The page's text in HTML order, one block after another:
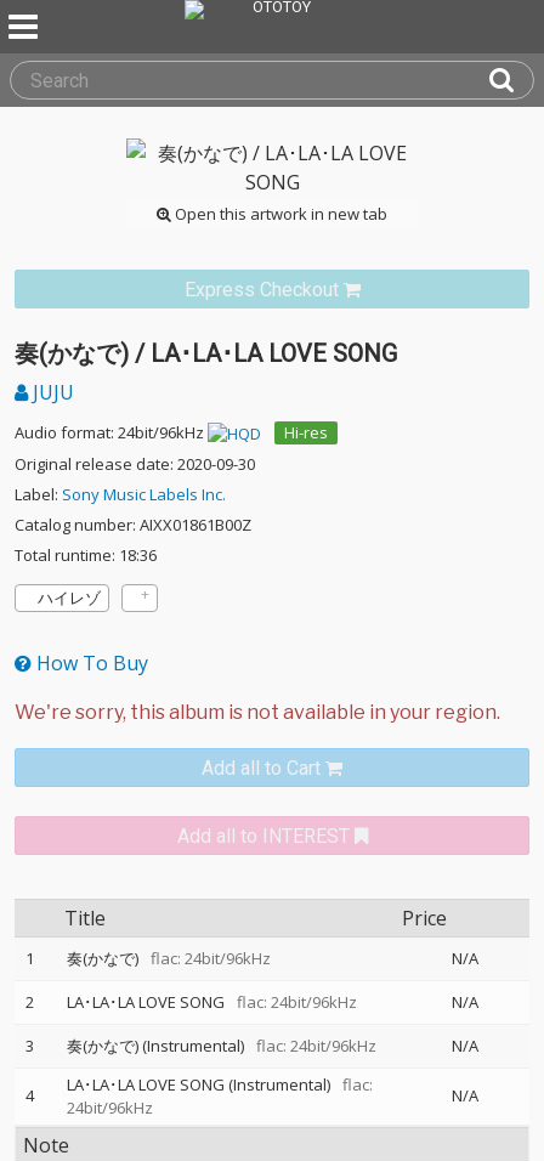
Open this artwork in new tab
Express Checkout
奏(かなで) / LA･LA･LA LOVE SONG
JUJU
Audio format: 24bit/96kHz
Hi-res
Original release date: 2020-09-30
Label: Sony Music Labels Inc.
Catalog number: AIXX01861B00Z
Total runtime: 18:36
ハイレゾ
How To Buy
Add all to Cart
Add all to INTEREST
Title Price
1 奏(かなで) flac: 24bit/96kHz
N/A
2
LA･LA･LA LOVE SONG flac: 24bit/96kHz
N/A
3
奏(かなで) (Instrumental) flac: 24bit/96kHz N/A
4 LA･LA･LA LOVE SONG (Instrumental) flac:
24bit/96kHz
N/A
Note